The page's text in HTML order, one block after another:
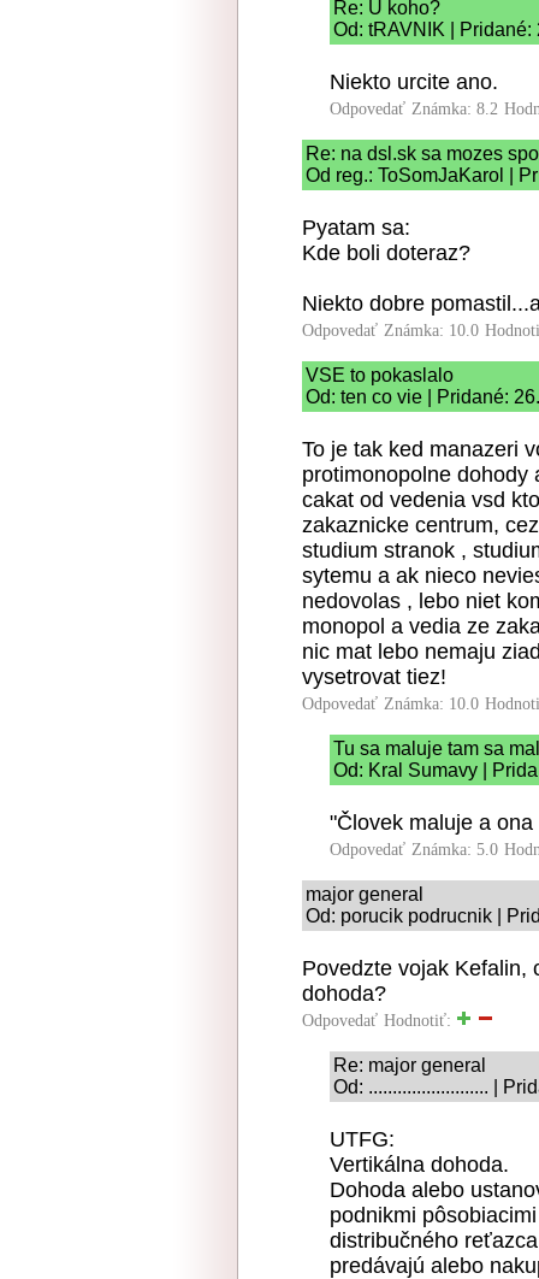
Re: U koho?
Od: tRAVNIK | Pridané:
Niekto urcite ano.
Odpovedať Známka: 8.2
Re: na dsl.sk sa mozes
Od reg.: ToSomJaKarol |
Pyatam sa:
Kde boli doteraz?
Niekto dobre
Odpovedať Známka: 10.0
VSE to pokaslalo
Od: ten co vie | Pridané:
To je tak ked manazeri
protimonopolne dohody
cakat od vedenia vsd
zakaznicke centrum,
studium stranok ,
sytemu a ak nieco
nedovolas , lebo niet
monopol a vedia ze
nic mat lebo nemaju
vysetrovat tiez!
Odpovedať Známka: 10.0
Tu sa maluje tam sa
Od: Kral Sumavy |
"Človek maluje a ona
Odpovedať Známka: 5.0
major general
Od: porucik podrucnik |
Povedzte vojak Kefalin,
dohoda?
Odpovedať Hodnotiť:
Re: major general
Od: ......................... |
UTFG:
Vertikálna dohoda.
Dohoda alebo
podnikmi
distribučného
predávajú alebo